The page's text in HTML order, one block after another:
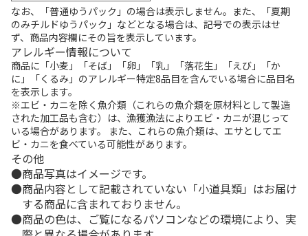
なお、「普通ゆうパック」の場合は表示しません。また、「夏期
のみチルドゆうパック」などとなる場合は、記号での表示はせ
ず、商品内容欄にその旨を表示しています。
アレルギー情報について
商品に「小麦」「そば」「卵」「乳」「落花生」「えび」「か
に」「くるみ」のアレルギー特定8品目を含んでいる場合に品目名
を表示します。
※エビ・カニを除く魚介類（これらの魚介類を原材料として製造
された加工品も含む）は、漁獲漁法によりエビ・カニが混じって
いる場合があります。 また、これらの魚介類は、エサとしてエ
ビ・カニを食べている可能性があります。
その他
商品写真はイメージです。
商品内容として記載されていない「小道具類」はお届け
する商品に含まれておりません。
商品の色は、ご覧になるパソコンなどの環境により、実